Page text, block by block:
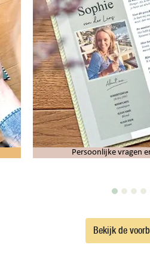
Persoonlijke vragen
Bekijk de